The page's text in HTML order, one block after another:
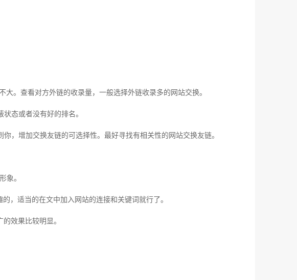
查看对方外链的收录量，一般选择外链收录多的网站交换。
态或者没有好的排名。
增加交换友链的可选择性。最好寻找有相关性的网站交换友链。
象。
适当的在文中加入网站的连接和关键词就行了。
效果比较明显。